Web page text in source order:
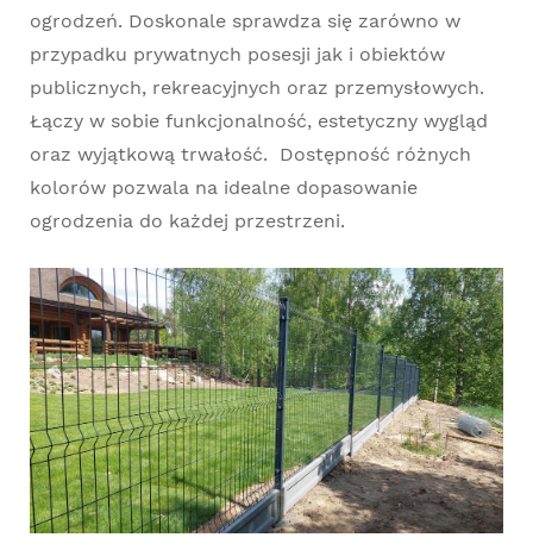
ogrodzeń. Doskonale sprawdza się zarówno w
przypadku prywatnych posesji jak i obiektów
publicznych, rekreacyjnych oraz przemysłowych.
Łączy w sobie funkcjonalność, estetyczny wygląd
oraz wyjątkową trwałość. Dostępność różnych
kolorów pozwala na idealne dopasowanie
ogrodzenia do każdej przestrzeni.